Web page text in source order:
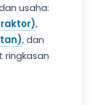
usaha:
,
, dan
ringkasan